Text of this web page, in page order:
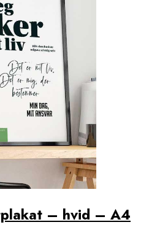
– hvid – A4